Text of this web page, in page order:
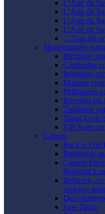
L’Asie du
L’Asie du
L’Asie du
L’Asie du
... Tous les
Monographies
Birmanie
Cambodge
Indonésie
Malaisie
Philippines
Revolusi tak
Thaïlande
Timor-Leste
Viêt Nam
Carnets
Back to Old
Buddhism
Current
Regional
Defiance,
violence
Des
East-Timor